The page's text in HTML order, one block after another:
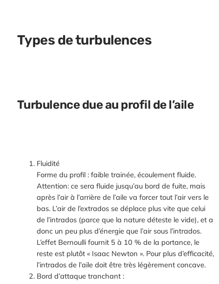
Types de turbulences
Turbulence due au profil de l’aile
Fluidité
Forme du profil : faible trainée, écoulement fluide.
Attention: ce sera fluide jusqu’au bord de fuite, mais
après l’air à l’arrière de l’aile va forcer tout l’air vers le
bas. L’air de l’extrados se déplace plus vite que celui
de l’intrados (parce que la nature déteste le vide), et a
donc un peu plus d’énergie que l’air sous l’intrados.
L’effet Bernoulli fournit 5 à 10 % de la portance, le
reste est plutôt « Isaac Newton ». Pour plus d’efficacité,
l’intrados de l’aile doit être très légèrement concave.
Bord d’attaque tranchant :